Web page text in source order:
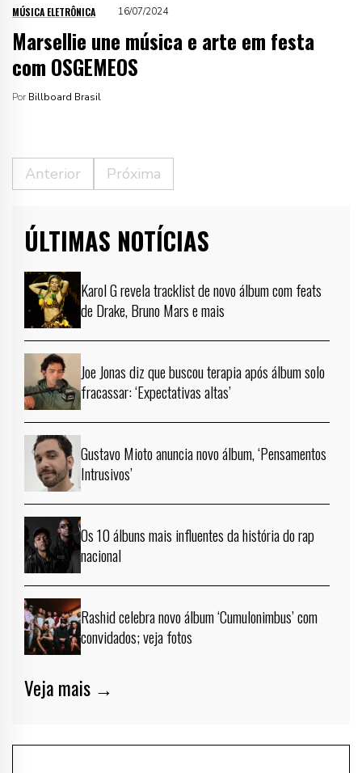
MÚSICA ELETRÔNICA 16/07/2024
Marsellie une música e arte em festa
com OSGEMEOS
Por Billboard Brasil
Anterior Próxima
ÚLTIMAS NOTÍCIAS
Karol G revela tracklist de novo álbum com feats
de Drake, Bruno Mars e mais
Joe Jonas diz que buscou terapia após álbum solo
fracassar: ‘Expectativas altas’
Gustavo Mioto anuncia novo álbum, ‘Pensamentos
Intrusivos’
Os 10 álbuns mais influentes da história do rap
nacional
Rashid celebra novo álbum ‘Cumulonimbus’ com
convidados; veja fotos
Veja mais →